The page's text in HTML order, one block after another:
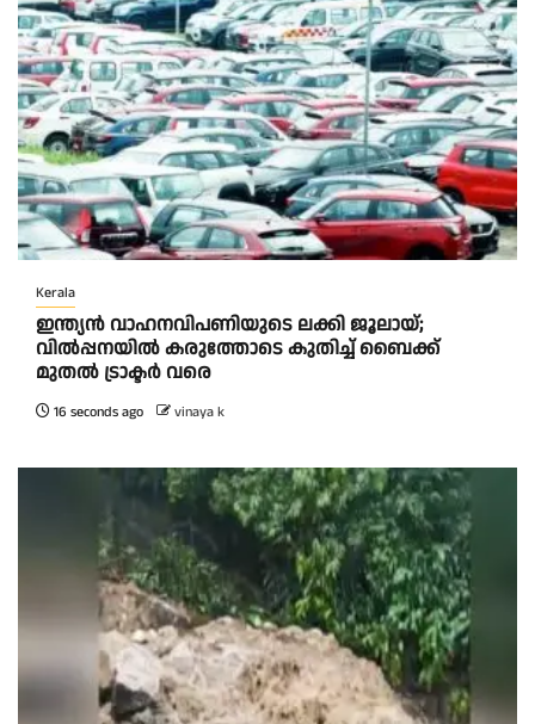
Kerala
ഇന്ത്യൻ വാഹനവിപണിയുടെ ലക്കി ജൂലായ്;
വിൽപ്പനയിൽ കരുത്തോടെ കുതിച്ച് ബൈക്ക്
മുതൽ ട്രാക്ടർ വരെ
16 seconds ago vinaya k